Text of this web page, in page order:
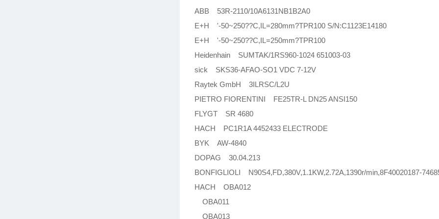
ABB 53R-2110/10A6131NB1B2A0
E+H '-50~250??C,IL=280mm?TPR100 S/N:C1123E14180
E+H '-50~250??C,IL=250mm?TPR100
Heidenhain SUMTAK/1RS960-1024 651003-03
sick SKS36-AFAO-SO1 VDC 7-12V
Raytek GmbH 3ILRSC/L2U
PIETRO FIORENTINI FE25TR-L DN25 ANSI150
FLYGT SR 4680
HACH PC1R1A 4452433 ELECTRODE
BYK AW-4840
DOPAG 30.04.213
BONFIGLIOLI N90S4,FD,380V,1.1KW,2.72A,1390r/min,8F40020187-
HACH OBA012
OBA011
OBA013